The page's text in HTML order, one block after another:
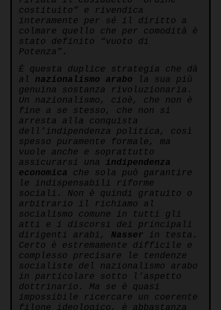
costituito” e rivendica
interamente per sé il diritto a
colmare quello che per comodità è
stato definito “vuoto di
Potenza”.
È questa duplice strategia che dà
al nazionalismo arabo la sua più
genuina sostanza rivoluzionaria.
Un nazionalismo, cioè, che non è
fine a se stesso, che non si
arresta alla conquista
dell’indipendenza politica, così
spesso puramente formale, ma
vuole anche e soprattutto
assicurarsi una indipendenza
economica che sola può garantire
le indispensabili riforme
sociali. Non è quindi gratuito o
arbitrario il richiamo al
socialismo comune in tutti gli
atti e i discorsi dei principali
dirigenti arabi, Nasser in testa.
Certo è estremamente difficile e
complesso precisare le tendenze
socialiste del nazionalismo arabo
in particolare sotto l’aspetto
dottrinario. Ma se è quasi
impossibile ricercare un coerente
filone ideologico, è abbastanza